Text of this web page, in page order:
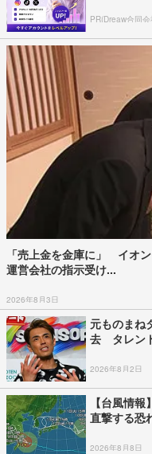
PR(Dreaw合同
「売上金を金庫に」 イオ
運営会社の指示受け...
2026年8月3日
元ものまね
去 タレン
2026年8月2日
【台風情
直撃する恐
2026年8月8日